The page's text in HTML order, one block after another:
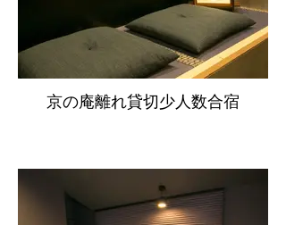
京の庵離れ貸切少人数合宿